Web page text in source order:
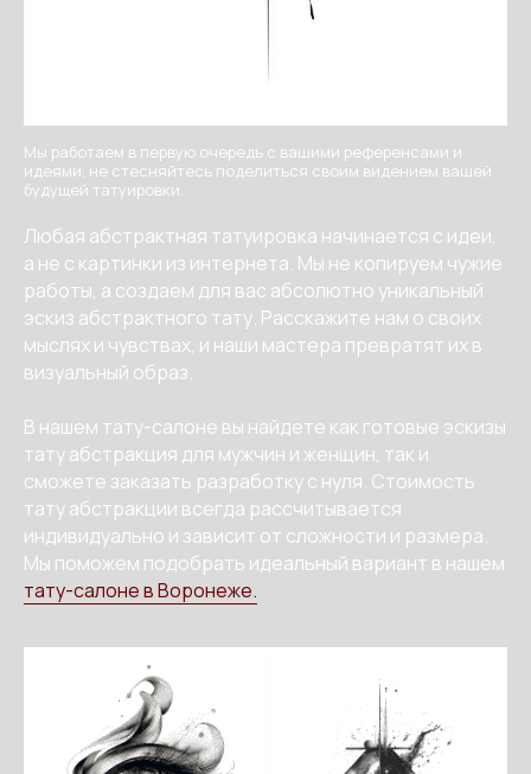
Мы работаем в первую очередь с вашими референсами и
идеями, не стесняйтесь поделиться своим видением вашей
будущей татуировки.
Любая абстрактная татуировка начинается с идеи,
а не с картинки из интернета. Мы не копируем чужие
работы, а создаем для вас абсолютно уникальный
эскиз абстрактного тату. Расскажите нам о своих
мыслях и чувствах, и наши мастера превратят их в
визуальный образ.
В нашем тату-салоне вы найдете как готовые эскизы
тату абстракция для мужчин и женщин, так и
сможете заказать разработку с нуля. Стоимость
тату абстракции всегда рассчитывается
индивидуально и зависит от сложности и размера.
Мы поможем подобрать идеальный вариант в нашем
тату-салоне в Воронеже.